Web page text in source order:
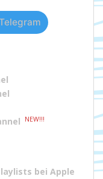
NEW!!!
bei Apple